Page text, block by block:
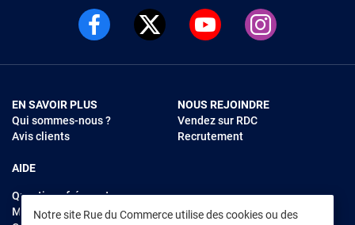
Notre site Rue du Commerce utilise des cookies ou des
EN SAVOIR PLUS
Qui sommes-nous ?
Avis clients
AIDE
Questions fréquentes
Modes de règlements
NOUS REJOINDRE
Vendez sur RDC
Recrutement